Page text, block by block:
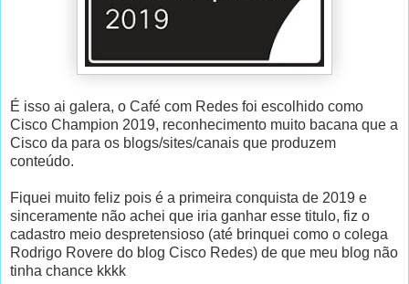
É isso ai galera, o Café com Redes foi escolhido como
Cisco Champion 2019, reconhecimento muito bacana que a
Cisco da para os blogs/sites/canais que produzem
conteúdo.
Fiquei muito feliz pois é a primeira conquista de 2019 e
sinceramente não achei que iria ganhar esse titulo, fiz o
cadastro meio despretensioso (até brinquei como o colega
Rodrigo Rovere do blog Cisco Redes) de que meu blog não
tinha chance kkkk